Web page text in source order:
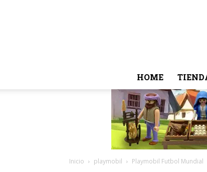
HOME
Inicio playmobil Playmobil Futbol Mundial